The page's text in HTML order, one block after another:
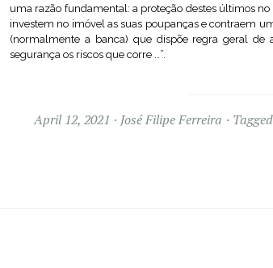
uma razão fundamental: a proteção destes últimos
investem no imóvel as suas poupanças e contraem
(normalmente a banca) que dispõe regra geral
segurança os riscos que corre …”.
April 12, 2021 José Filipe Ferreira